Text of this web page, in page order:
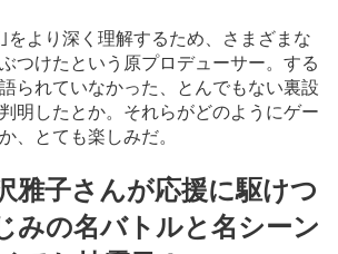
をより深く理解するため、さまざまな
つけたという原プロデューサー。する
られていなかった、とんでもない裏設
明したとか。それらがどのようにゲー
、とても楽しみだ。
雅子さんが応援に駆けつ
みの名バトルと名シーン